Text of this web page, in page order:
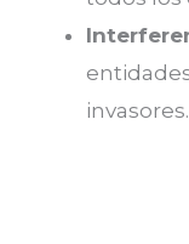
invasores.